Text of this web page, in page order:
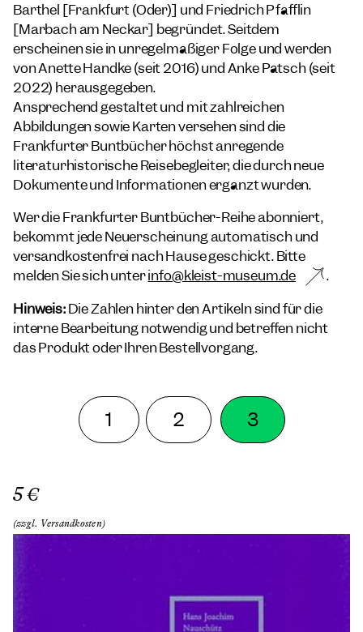
Barthel [Frankfurt (Oder)] und Friedrich Pfäfflin
[Marbach am Neckar] begründet. Seitdem
erscheinen sie in unregelmäßiger Folge und werden
von Anette Handke (seit 2016) und Anke Pätsch (seit
2022) herausgegeben.
Ansprechend gestaltet und mit zahlreichen
Abbildungen sowie Karten versehen sind die
Frankfurter Buntbücherhöchst anregende
literaturhistorische Reisebegleiter, die durch neue
Dokumente und Informationen ergänzt wurden.
Wer dieFrankfurter Buntbücher-Reihe abonniert,
bekommt jede Neuerscheinung automatisch und
versandkostenfrei nach Hause geschickt. Bitte
melden Sie sich unterinfo@kleist-museum.de
.
Hinweis:Die Zahlen hinter den Artikeln sind für die
interne Bearbeitung notwendig und betreffen nicht
das Produkt oder Ihren Bestellvorgang.
1 2 3
5 €
(zzgl. Versandkosten)